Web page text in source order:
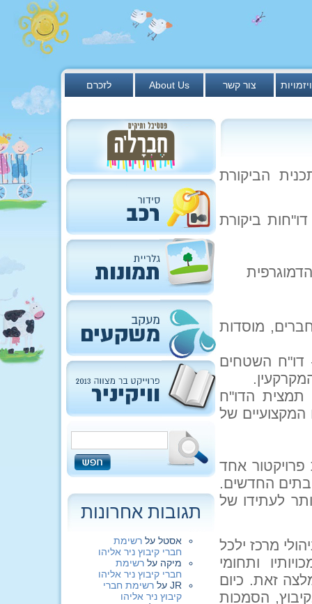
לזכרם About Us צור קשר
הביקורת
ביום רביעי 5.6.13 יוצגו דו"חות ביקורת
בתי חברים, מוסדות
דו"ח השטחים
תמצית הדו"ח
המקצועיים של
אחד
החדשים.
לעתידו של
מרכז ילכל
ותחומי
זאת. כיום
הסמכות
תגובות אחרונות
אסטל על רשימת
חברי קיבוץ ניר אליהו
מיקה על רשימת
חברי קיבוץ ניר אליהו
JR על רשימת חברי
קיבוץ ניר אליהו